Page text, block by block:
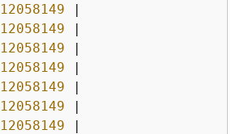
12058149 |
12058149 |
12058149 |
12058149 |
12058149 |
12058149 |
12058149 |